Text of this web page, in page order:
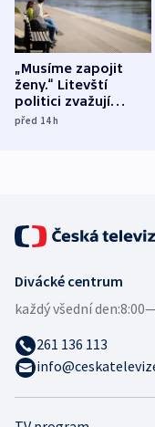
„Musíme zapojit
ženy.“ Litevští
politici zvažují
dohodu o
před 14h
Divácké centrum
každý všední den:
261 136 113